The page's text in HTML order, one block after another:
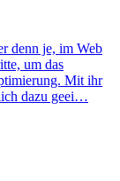
denn je, im Web
um das
Mit ihr
dazu geei…